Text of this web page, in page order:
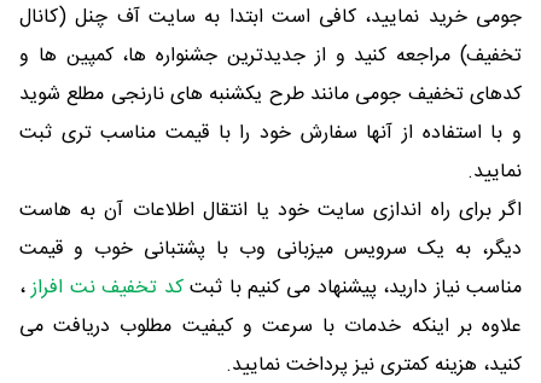
جومی خرید نمایید، کافی است ابتدا به سایت آف چنل (کانال
تخفیف) مراجعه کنید و از جدیدترین جشنواره ها، کمپین ها و
کدهای تخفیف جومی مانند طرح یکشنبه های نارنجی مطلع شوید
و با استفاده از آنها سفارش خود را با قیمت مناسب تری ثبت
نمایید.
اگر برای راه اندازی سایت خود یا انتقال اطلاعات آن به هاست
دیگر، به یک سرویس میزبانی وب با پشتبانی خوب و قیمت
مناسب نیاز دارید، پیشنهاد می کنیم با ثبتکد تخفیف نت افراز،
علاوه بر اینکه خدمات با سرعت و کیفیت مطلوب دریافت می
کنید، هزینه کمتری نیز پرداخت نمایید.